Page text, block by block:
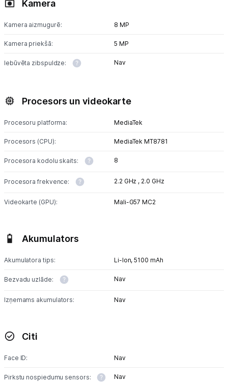
Kamera
Kamera aizmugurē: 8 MP
Kamera priekšā: 5 MP
Iebūvēta zibspuldze: Nav
Procesors un videokarte
Procesoru platforma: MediaTek
Procesors (CPU): MediaTek MT8781
Procesora kodolu skaits: 8
Procesora frekvence: 2.2 GHz , 2.0 GHz
Videokarte (GPU): Mali-G57 MC2
Akumulators
Akumulatora tips: Li-lon,5100 mAh
Bezvadu uzlāde: Nav
Izņemams akumulators: Nav
Citi
Face ID: Nav
Pirkstu nospiedumu sensors: Nav